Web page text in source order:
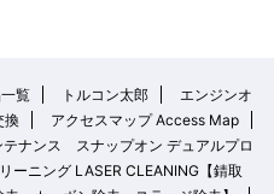
覧 トルコン太郎
エンジンオ
換
アクセスマップ Access Map
テナンス スナップオン デュアルプロ
ーニング LASER CLEANING【錆取